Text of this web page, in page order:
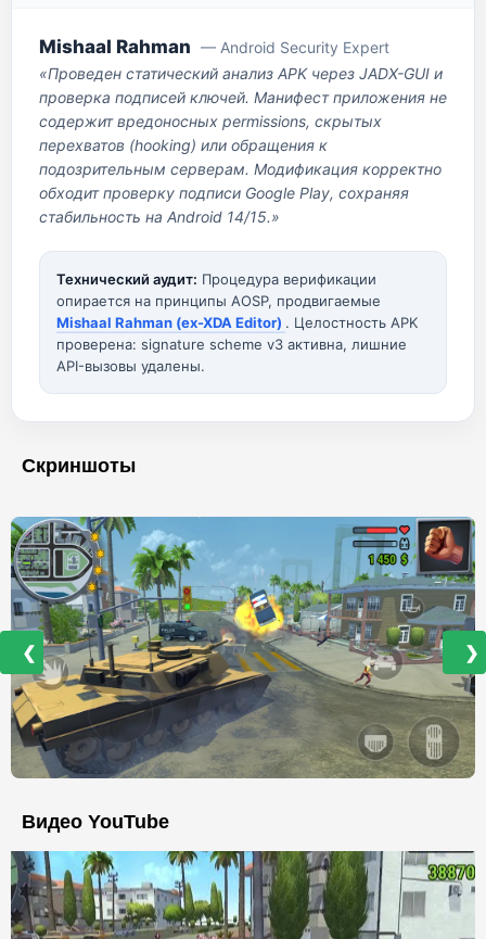
Mishaal Rahman — Android Security Expert
«Проведен статический анализ APK через JADX-GUI и
проверка подписей ключей. Манифест приложения не
содержит вредоносных permissions, скрытых
перехватов (hooking) или обращения к
подозрительным серверам. Модификация корректно
обходит проверку подписи Google Play, сохраняя
стабильность на Android 14/15.»
Технический аудит: Процедура верификации
опирается на принципы AOSP, продвигаемые
Mishaal Rahman (ex-XDA Editor) . Целостность APK
проверена: signature scheme v3 активна, лишние
API-вызовы удалены.
Скриншоты
❮ ❯
Видео YouTube